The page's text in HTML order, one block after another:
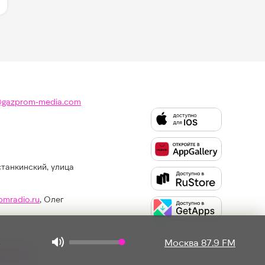
Москва 87.9 FM
media.com
улица
, Олег